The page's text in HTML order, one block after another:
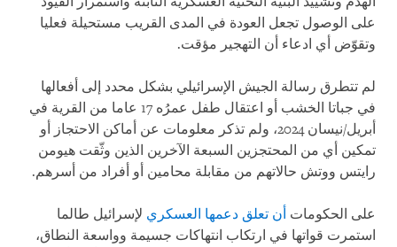
على الوصول تجعل العودة في المدى القريب مستحيلة فعليا
وتقوّض أي ادعاء أن التهجير مؤقت.
لم تتطرق رسالة الجيش الإسرائيلي بشكل محدد إلى أفعالها
في جباتا الخشب أو اعتقال طفل عمرُه 17 عاما من القرية في
أبريل/نيسان 2024، ولم تذكر معلومات عن أماكن الاحتجاز أو
تمكين أي من المحتجزين السبعة الآخرين الذين وثّقت هيومن
رايتس ووتش حالاتهم من مقابلة محامين أو أفراد من أسرهم.
على الحكومات أن تعلق دعمها العسكري لإسرائيل طالما
استمرت قواتها في ارتكاب انتهاكات جسيمة وواسعة النطاق،